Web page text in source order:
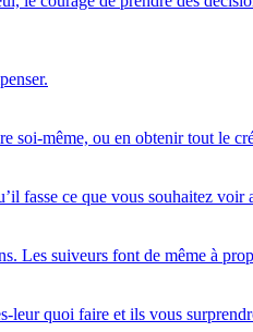
soi-même, ou en obtenir tout le
fasse ce que vous souhaitez
Les suiveurs font de même à
leur quoi faire et ils vous